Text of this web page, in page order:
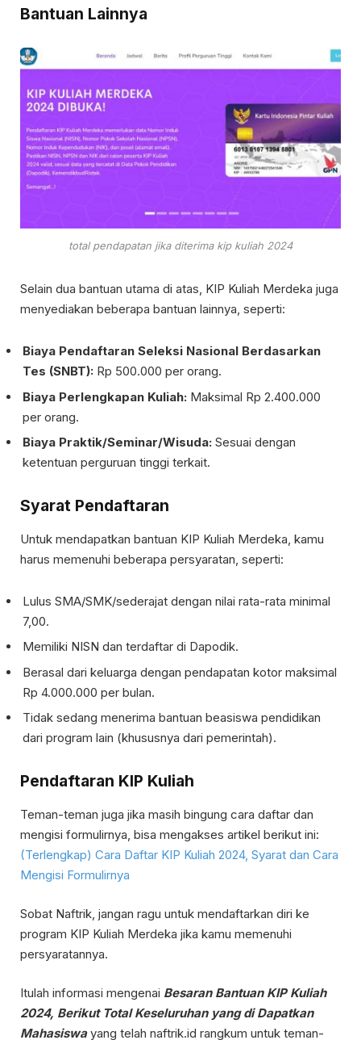
Bantuan Lainnya
total pendapatan jika diterima kip kuliah 2024
Selain dua bantuan utama di atas, KIP Kuliah Merdeka juga
menyediakan beberapa bantuan lainnya, seperti:
Biaya Pendaftaran Seleksi Nasional Berdasarkan
Tes (SNBT): Rp 500.000 per orang.
Biaya Perlengkapan Kuliah: Maksimal Rp 2.400.000
per orang.
Biaya Praktik/Seminar/Wisuda: Sesuai dengan
ketentuan perguruan tinggi terkait.
Syarat Pendaftaran
Untuk mendapatkan bantuan KIP Kuliah Merdeka, kamu
harus memenuhi beberapa persyaratan, seperti:
Lulus SMA/SMK/sederajat dengan nilai rata-rata minimal
7,00.
Memiliki NISN dan terdaftar di Dapodik.
Berasal dari keluarga dengan pendapatan kotor maksimal
Rp 4.000.000 per bulan.
Tidak sedang menerima bantuan beasiswa pendidikan
dari program lain (khususnya dari pemerintah).
Pendaftaran KIP Kuliah
Teman-teman juga jika masih bingung cara daftar dan
mengisi formulirnya, bisa mengakses artikel berikut ini:
(Terlengkap) Cara Daftar KIP Kuliah 2024, Syarat dan Cara
Mengisi Formulirnya
Sobat Naftrik, jangan ragu untuk mendaftarkan diri ke
program KIP Kuliah Merdeka jika kamu memenuhi
persyaratannya.
Itulah informasi mengenai Besaran Bantuan KIP Kuliah
2024, Berikut Total Keseluruhan yang di Dapatkan
Mahasiswayang telah naftrik.id rangkum untuk teman-